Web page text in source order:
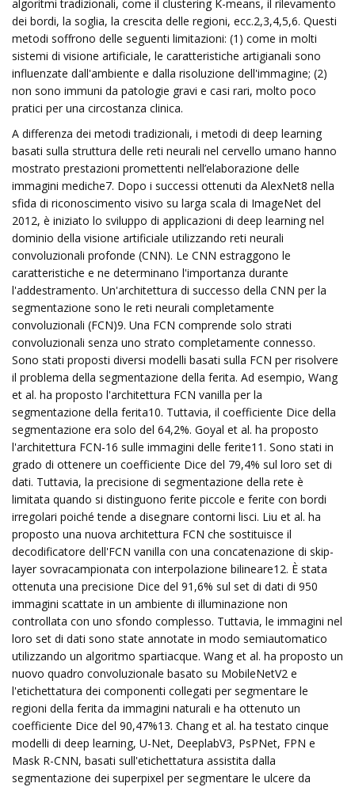
algoritmi tradizionali, come il clustering K-means, il rilevamento
dei bordi, la soglia, la crescita delle regioni, ecc.2,3,4,5,6. Questi
metodi soffrono delle seguenti limitazioni: (1) come in molti
sistemi di visione artificiale, le caratteristiche artigianali sono
influenzate dall'ambiente e dalla risoluzione dell'immagine; (2)
non sono immuni da patologie gravi e casi rari, molto poco
pratici per una circostanza clinica.
A differenza dei metodi tradizionali, i metodi di deep learning
basati sulla struttura delle reti neurali nel cervello umano hanno
mostrato prestazioni promettenti nell’elaborazione delle
immagini mediche7. Dopo i successi ottenuti da AlexNet8 nella
sfida di riconoscimento visivo su larga scala di ImageNet del
2012, è iniziato lo sviluppo di applicazioni di deep learning nel
dominio della visione artificiale utilizzando reti neurali
convoluzionali profonde (CNN). Le CNN estraggono le
caratteristiche e ne determinano l'importanza durante
l'addestramento. Un'architettura di successo della CNN per la
segmentazione sono le reti neurali completamente
convoluzionali (FCN)9. Una FCN comprende solo strati
convoluzionali senza uno strato completamente connesso.
Sono stati proposti diversi modelli basati sulla FCN per risolvere
il problema della segmentazione della ferita. Ad esempio, Wang
et al. ha proposto l'architettura FCN vanilla per la
segmentazione della ferita10. Tuttavia, il coefficiente Dice della
segmentazione era solo del 64,2%. Goyal et al. ha proposto
l'architettura FCN-16 sulle immagini delle ferite11. Sono stati in
grado di ottenere un coefficiente Dice del 79,4% sul loro set di
dati. Tuttavia, la precisione di segmentazione della rete è
limitata quando si distinguono ferite piccole e ferite con bordi
irregolari poiché tende a disegnare contorni lisci. Liu et al. ha
proposto una nuova architettura FCN che sostituisce il
decodificatore dell'FCN vanilla con una concatenazione di skip-
layer sovracampionata con interpolazione bilineare12. È stata
ottenuta una precisione Dice del 91,6% sul set di dati di 950
immagini scattate in un ambiente di illuminazione non
controllata con uno sfondo complesso. Tuttavia, le immagini nel
loro set di dati sono state annotate in modo semiautomatico
utilizzando un algoritmo spartiacque. Wang et al. ha proposto un
nuovo quadro convoluzionale basato su MobileNetV2 e
l'etichettatura dei componenti collegati per segmentare le
regioni della ferita da immagini naturali e ha ottenuto un
coefficiente Dice del 90,47%13. Chang et al. ha testato cinque
modelli di deep learning, U-Net, DeeplabV3, PsPNet, FPN e
Mask R-CNN, basati sull'etichettatura assistita dalla
segmentazione dei superpixel per segmentare le ulcere da